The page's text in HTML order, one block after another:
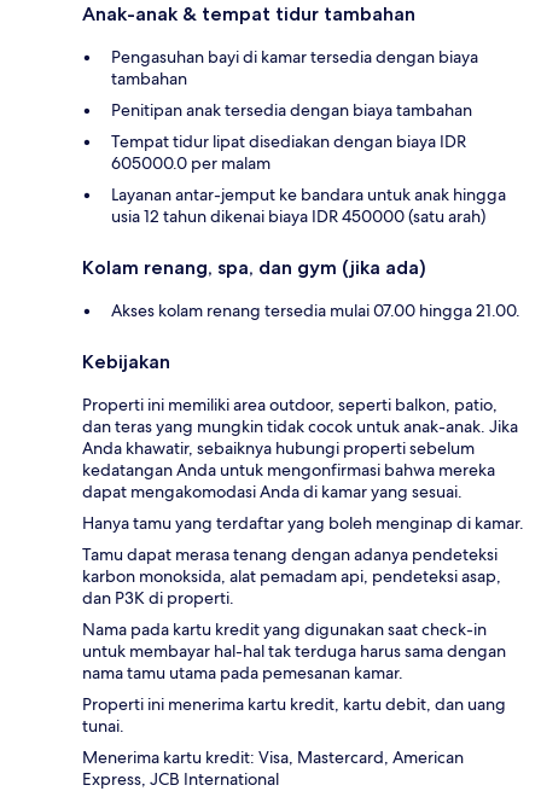
Anak-anak & tempat tidur tambahan
Pengasuhan bayi di kamar tersedia dengan biaya
tambahan
Penitipan anak tersedia dengan biaya tambahan
Tempat tidur lipat disediakan dengan biaya IDR
605000.0 per malam
Layanan antar-jemput ke bandara untuk anak hingga
usia 12 tahun dikenai biaya IDR 450000 (satu arah)
Kolam renang, spa, dan gym (jika ada)
Akses kolam renang tersedia mulai 07.00 hingga 21.00.
Kebijakan
Properti ini memiliki area outdoor, seperti balkon, patio,
dan teras yang mungkin tidak cocok untuk anak-anak. Jika
Anda khawatir, sebaiknya hubungi properti sebelum
kedatangan Anda untuk mengonfirmasi bahwa mereka
dapat mengakomodasi Anda di kamar yang sesuai.
Hanya tamu yang terdaftar yang boleh menginap di kamar.
Tamu dapat merasa tenang dengan adanya pendeteksi
karbon monoksida, alat pemadam api, pendeteksi asap,
dan P3K di properti.
Nama pada kartu kredit yang digunakan saat check-in
untuk membayar hal-hal tak terduga harus sama dengan
nama tamu utama pada pemesanan kamar.
Properti ini menerima kartu kredit, kartu debit, dan uang
tunai.
Menerima kartu kredit: Visa, Mastercard, American
Express, JCB International